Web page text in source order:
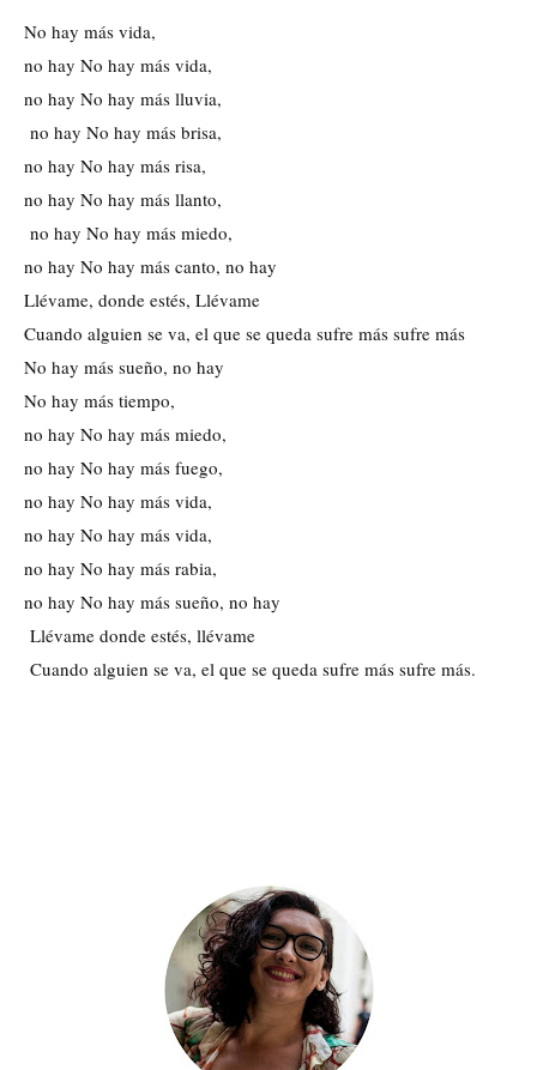
No hay más vida,
no hay No hay más vida,
no hay No hay más lluvia,
no hay No hay más brisa,
no hay No hay más risa,
no hay No hay más llanto,
no hay No hay más miedo,
no hay No hay más canto, no hay
Llévame, donde estés, Llévame
Cuando alguien se va, el que se queda sufre más sufre más
No hay más sueño, no hay
No hay más tiempo,
no hay No hay más miedo,
no hay No hay más fuego,
no hay No hay más vida,
no hay No hay más vida,
no hay No hay más rabia,
no hay No hay más sueño, no hay
Llévame donde estés, llévame
Cuando alguien se va, el que se queda sufre más sufre más.